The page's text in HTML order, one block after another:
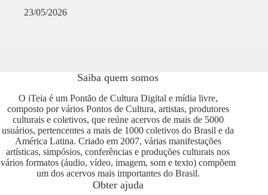
23/05/2026
Saiba quem somos
O iTeia é um Pontão de Cultura Digital e mídia livre,
composto por vários Pontos de Cultura, artistas, produtores
culturais e coletivos, que reúne acervos de mais de 5000
usuários, pertencentes a mais de 1000 coletivos do Brasil e da
América Latina. Criado em 2007, várias manifestações
artísticas, simpósios, conferências e produções culturais nos
vários formatos (áudio, vídeo, imagem, som e texto) compõem
um dos acervos mais importantes do Brasil.
Obter ajuda